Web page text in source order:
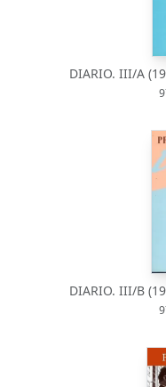
DIARIO. III/A
DIARIO. III/B